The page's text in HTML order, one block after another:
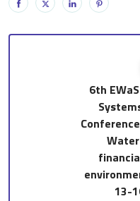
6th
13-